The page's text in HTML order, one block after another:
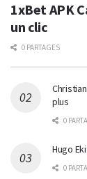
1xBet APK
un clic
0 PARTAGES
plus
0
Hugo
0